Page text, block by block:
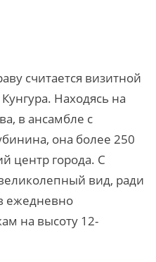
считается визитной
Находясь на
в ансамбле с
она более 250
центр города. С
вид, ради
ежедневно
на высоту 12-